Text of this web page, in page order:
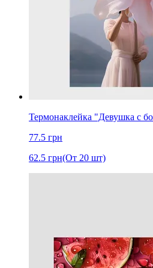
Термонаклейка "Девушка с
77.5 грн
62.5 грн(От 20 шт)